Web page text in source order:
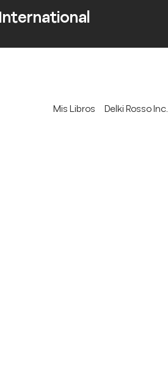
Mis Libros Delki Rosso Inc.